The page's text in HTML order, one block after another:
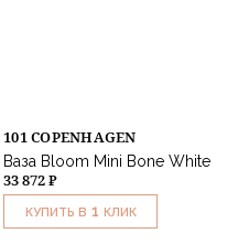
101 COPENHAGEN
Ваза Bloom Mini Bone White
33 872 ₽
КУПИТЬ В 1 КЛИК